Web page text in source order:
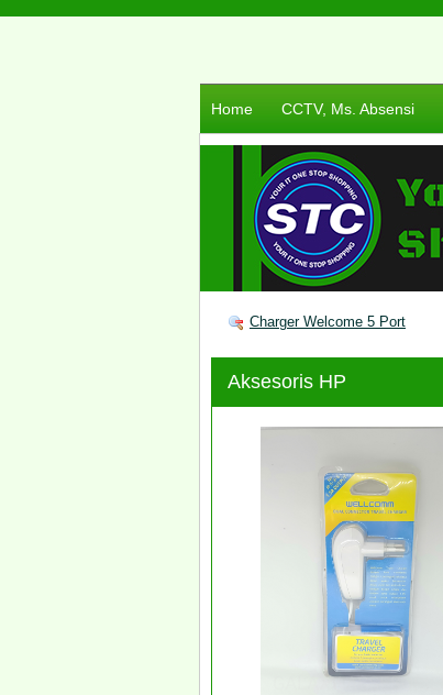
Home CCTV, Ms. Absensi
Charger Welcome 5 Port
Aksesoris HP